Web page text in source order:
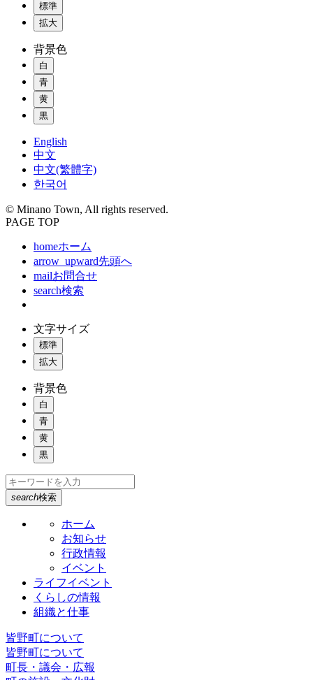
標準
拡大
背景色
白
青
黄
黒
English
中文
中文(繁體字)
한국어
© Minano Town, All rights reserved.
PAGE TOP
homeホーム
arrow_upward先頭へ
mailお問合せ
search検索
文字サイズ
標準
拡大
背景色
白
青
黄
黒
search検索
ホーム
お知らせ
行政情報
イベント
ライフイベント
くらしの情報
組織と仕事
皆野町について
皆野町について
町長・議会・広報